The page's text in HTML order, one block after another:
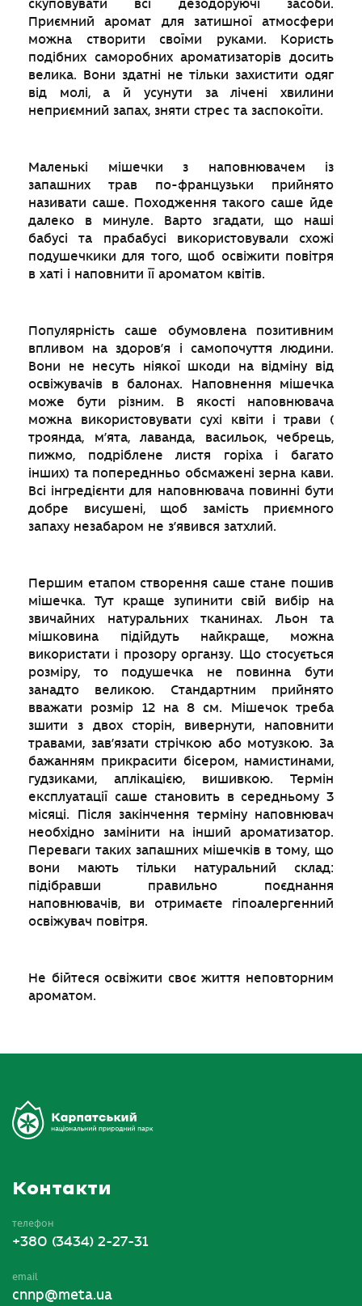
скуповувати всі дезодоруючі засоби.
Приємний аромат для затишної атмосфери
можна створити своїми руками. Користь
подібних саморобних ароматизаторів досить
велика. Вони здатні не тільки захистити одяг
від молі, а й усунути за лічені хвилини
неприємний запах, зняти стрес та заспокоїти.
Маленькі мішечки з наповнювачем із
запашних трав по-французьки прийнято
називати саше. Походження такого саше йде
далеко в минуле. Варто згадати, що наші
бабусі та прабабусі використовували схожі
подушечкики для того, щоб освіжити повітря
в хаті і наповнити її ароматом квітів.
Популярність саше обумовлена позитивним
впливом на здоров’я і самопочуття людини.
Вони не несуть ніякої шкоди на відміну від
освіжувачів в балонах. Наповнення мішечка
може бути різним. В якості наповнювача
можна використовувати сухі квіти і трави (
троянда, м’ята, лаванда, васильок, чебрець,
пижмо, подріблене листя горіха і багато
інших) та попереднньо обсмажені зерна кави.
Всі інгредієнти для наповнювача повинні бути
добре висушені, щоб замість приємного
запаху незабаром не з’явився затхлий.
Першим етапом створення саше стане пошив
мішечка. Тут краще зупинити свій вибір на
звичайних натуральних тканинах. Льон та
мішковина підійдуть найкраще, можна
використати і прозору органзу. Що стосується
розміру, то подушечка не повинна бути
занадто великою. Стандартним прийнято
вважати розмір 12 на 8 см. Мішечок треба
зшити з двох сторін, вивернути, наповнити
травами, зав’язати стрічкою або мотузкою. За
бажанням прикрасити бісером, намистинами,
гудзиками, аплікацією, вишивкою. Термін
експлуатації саше становить в середньому 3
місяці. Після закінчення терміну наповнювач
необхідно замінити на інший ароматизатор.
Переваги таких запашних мішечків в тому, що
вони мають тільки натуральний склад:
підібравши правильно поєднання
наповнювачів, ви отримаєте гіпоалергенний
освіжувач повітря.
Не бійтеся освіжити своє життя неповторним
ароматом.
Контакти
телефон
+380 (3434) 2-27-31
email
cnnp@meta.ua